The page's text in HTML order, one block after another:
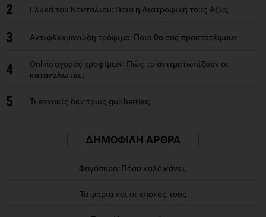
2 Γλυκά του Κουταλιού: Ποια η Διατροφική τους Αξία;
3 Αντιφλεγμονώδη τρόφιμα: Ποια θα σας προστατέψουν
4
Online αγορές τροφίμων: Πώς το αντιμετωπίζουν οι
καταναλωτές;
5 Τι εννοείς δεν τρως goji berries;
ΔΗΜΟΦΙΛΗ ΑΡΘΡΑ
Φαγόπυρο: Πόσο καλό κάνει;
Τα ψάρια και οι εποχές τους